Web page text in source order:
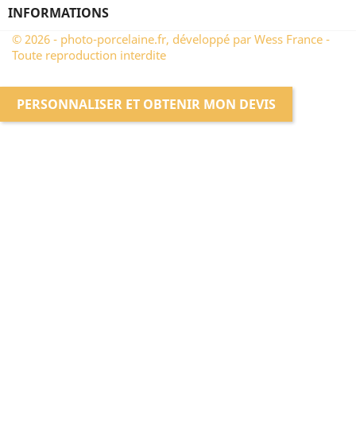
INFORMATIONS
© 2026 - photo-porcelaine.fr, développé par Wess France -
Toute reproduction interdite
PERSONNALISER ET OBTENIR MON DEVIS